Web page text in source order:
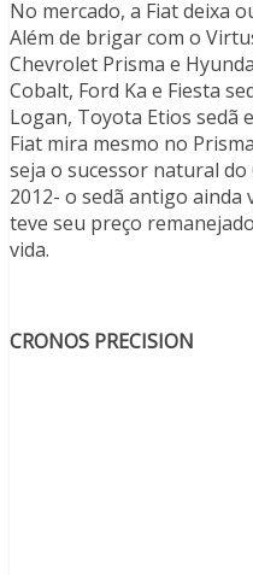
No mercado, a Fiat deixa
Além de brigar com o
Chevrolet Prisma e
Cobalt, Ford Ka e Fiesta
Logan, Toyota Etios sedã
Fiat mira mesmo no
seja o sucessor natural do
2012- o sedã antigo ainda
teve seu preço
vida.
CRONOS PRECISION